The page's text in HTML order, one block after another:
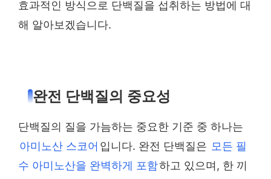
효과적인 방식으로 단백질을 섭취하는 방법에 대
해 알아보겠습니다.
완전 단백질의 중요성
단백질의 질을 가늠하는 중요한 기준 중 하나는
아미노산 스코어 입니다. 완전 단백질은 모든 필
수 아미노산을 완벽하게 포함하고 있으며, 한 끼